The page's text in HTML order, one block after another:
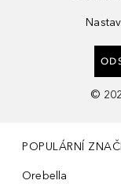
©
POPULÁRNÍ
Orebella